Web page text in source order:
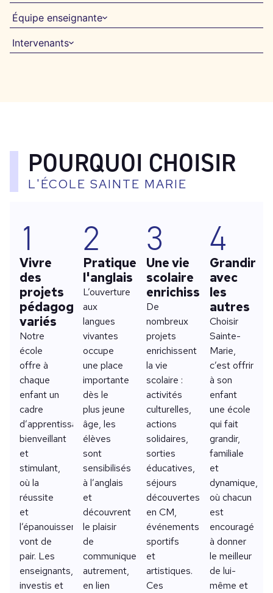
Équipe enseignante
Intervenants
POURQUOI CHOISIR
L'ÉCOLE SAINTE MARIE
1
Vivre
des
projets
pédagogiques
variés
Notre
école
offre à
chaque
enfant un
cadre
d’apprentissage
bienveillant
et
stimulant,
où la
réussite
et
l’épanouissement
vont de
pair. Les
enseignants,
investis et
2
Pratiquer
l'anglais
L’ouverture
aux
langues
vivantes
occupe
une place
importante
dès le
plus jeune
âge, les
élèves
sont
sensibilisés
à l’anglais
et
découvrent
le plaisir
de
communiquer
autrement,
en lien
3
Une vie
scolaire
enrichissante
De
nombreux
projets
enrichissent
la vie
scolaire :
activités
culturelles,
actions
solidaires,
sorties
éducatives,
séjours
découvertes
en CM,
événements
sportifs
et
artistiques.
Ces
4
Grandir
avec
les
autres
Choisir
Sainte-
Marie,
c’est offrir
à son
enfant
une école
qui fait
grandir,
familiale
et
dynamique,
où chacun
est
encouragé
à donner
le meilleur
de lui-
même et